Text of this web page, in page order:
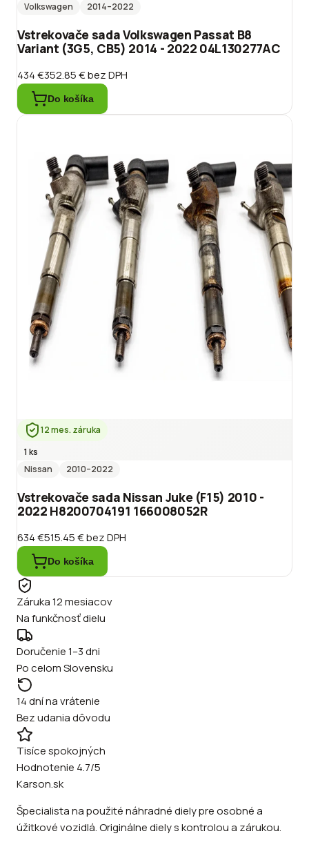
Volkswagen
2014–2022
Vstrekovače sada Volkswagen Passat B8
Variant (3G5, CB5) 2014 - 2022 04L130277AC
434 €352.85 €bez DPH
Do košíka
12 mes. záruka
1 ks
Nissan
2010–2022
Vstrekovače sada Nissan Juke (F15) 2010 -
2022 H8200704191 166008052R
634 €515.45 €bez DPH
Do košíka
Záruka 12 mesiacov
Na funkčnosť dielu
Doručenie 1–3 dni
Po celom Slovensku
14 dní na vrátenie
Bez udania dôvodu
Tisíce spokojných
Hodnotenie 4.7/5
Karson.sk
Špecialista na použité náhradné diely pre osobné a
úžitkové vozidlá. Originálne diely s kontrolou a zárukou.